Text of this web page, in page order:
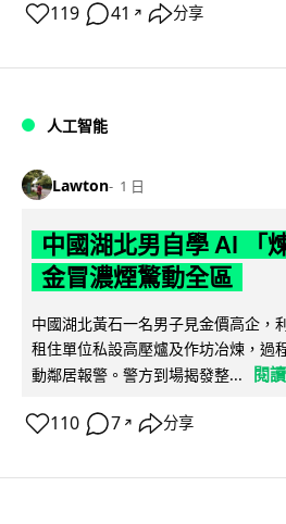
119 41 ↗ 分享
人工智能
Lawton 1 日
中國湖北男自學 AI 「
金冒濃煙驚動全區
中國湖北黃石一名男子見金價高企，
租住單位私設高壓爐及作坊冶煉，過
動鄰居報警。警方到場揭發整...
閱
110 7 ↗ 分享